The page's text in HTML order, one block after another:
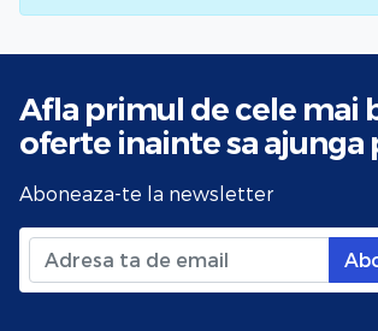
Afla primul de cele mai
oferte inainte sa ajunga
Aboneaza-te la newsletter